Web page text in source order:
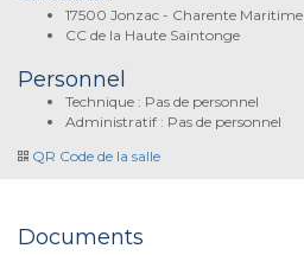
17500 Jonzac - Charente Maritime
CC de la Haute Saintonge
Personnel
Technique : Pas de personnel
Administratif : Pas de personnel
QR Code de la salle
Documents